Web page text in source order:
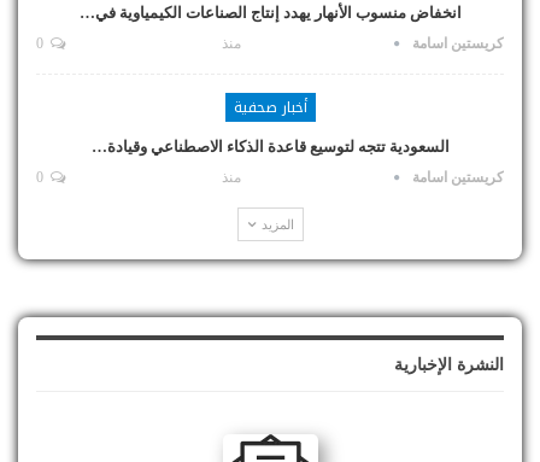
انخفاض منسوب الأنهار يهدد إنتاج الصناعات الكيمياوية في…
كريستين اسامة منذ
أخبار صحفية
السعودية تتجه لتوسيع قاعدة الذكاء الاصطناعي وقيادة…
كريستين اسامة منذ
المزيد
النشرة الإخبارية